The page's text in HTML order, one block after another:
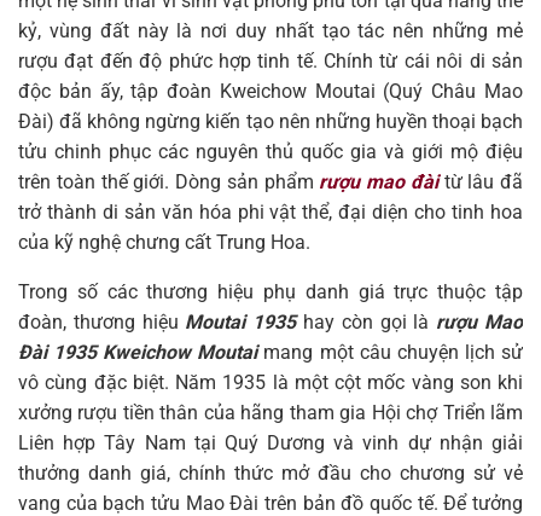
kỷ, vùng đất này là nơi duy nhất tạo tác nên những mẻ
rượu đạt đến độ phức hợp tinh tế. Chính từ cái nôi di sản
độc bản ấy, tập đoàn Kweichow Moutai (Quý Châu Mao
Đài) đã không ngừng kiến tạo nên những huyền thoại bạch
tửu chinh phục các nguyên thủ quốc gia và giới mộ điệu
trên toàn thế giới. Dòng sản phẩm rượu mao đàitừ lâu đã
trở thành di sản văn hóa phi vật thể, đại diện cho tinh hoa
của kỹ nghệ chưng cất Trung Hoa.
Trong số các thương hiệu phụ danh giá trực thuộc tập
đoàn, thương hiệu Moutai 1935hay còn gọi là rượu Mao
Đài 1935 Kweichow Moutaimang một câu chuyện lịch sử
vô cùng đặc biệt. Năm 1935 là một cột mốc vàng son khi
xưởng rượu tiền thân của hãng tham gia Hội chợ Triển lãm
Liên hợp Tây Nam tại Quý Dương và vinh dự nhận giải
thưởng danh giá, chính thức mở đầu cho chương sử vẻ
vang của bạch tửu Mao Đài trên bản đồ quốc tế. Để tưởng